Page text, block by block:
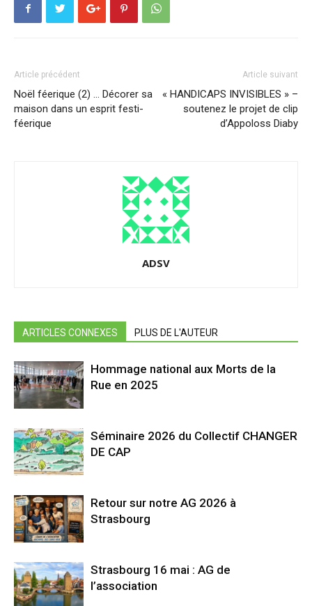
Article précédent
Noël féerique (2) … Décorer sa
maison dans un esprit festi-
féerique
Article suivant
« HANDICAPS INVISIBLES » –
soutenez le projet de clip
d’Appoloss Diaby
ADSV
ARTICLES CONNEXES PLUS DE L'AUTEUR
Hommage national aux Morts de la
Rue en 2025
Séminaire 2026 du Collectif CHANGER
DE CAP
Retour sur notre AG 2026 à
Strasbourg
Strasbourg 16 mai : AG de
l’association